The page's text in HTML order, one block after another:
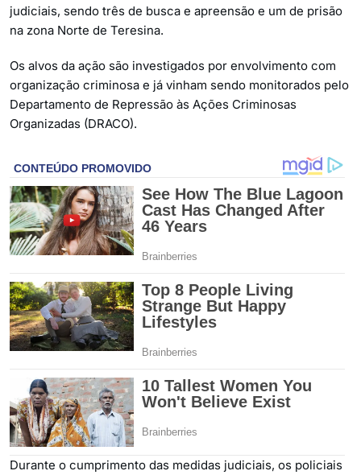
judiciais, sendo três de busca e apreensão e um de prisão
na zona Norte de Teresina.
Os alvos da ação são investigados por envolvimento com
organização criminosa e já vinham sendo monitorados pelo
Departamento de Repressão às Ações Criminosas
Organizadas (DRACO).
Durante o cumprimento das medidas judiciais, os policiais